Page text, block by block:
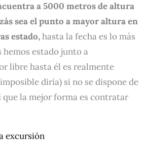
a 5000 metros de altura
sea el punto a mayor altura en
estado,hasta la fecha es lo más
estado junto a
libre hasta él es realmente
diría) si no se dispone de
que la mejor forma es contratar
excursión